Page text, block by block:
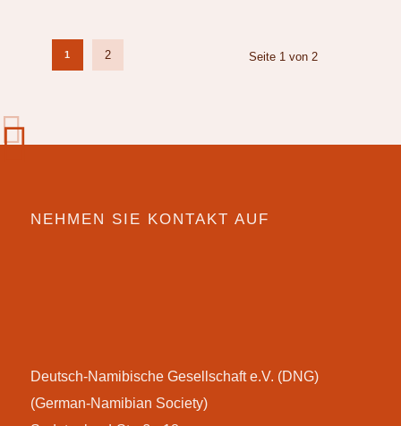
Seite 1 von 2
1 2
NEHMEN SIE KONTAKT AUF
Deutsch-Namibische Gesellschaft e.V. (DNG)
(German-Namibian Society)